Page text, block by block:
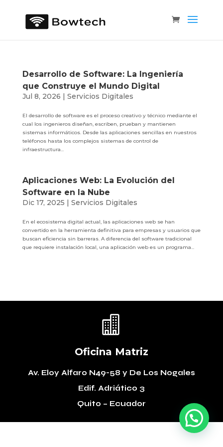
Desarrollo de Software: La Ingeniería
que Construye el Mundo Digital
Jul 8, 2026 | Servicios Digitales
El desarrollo de software es el proceso creativo y técnico mediante el
cual los ingenieros diseñan, escriben, prueban y mantienen
sistemas informáticos. Desde las aplicaciones sencillas en nuestros
teléfonos hasta los complejos sistemas de control de
infraestructura...
Aplicaciones Web: La Evolución del
Software en la Nube
Dic 17, 2025 | Servicios Digitales
En el ecosistema digital actual, las aplicaciones web se han
convertido en la herramienta definitiva para empresas y usuarios que
buscan eficiencia sin barreras. A diferencia del software tradicional
que requiere instalación local, una aplicación web es un programa...

Oficina Matriz
Av. Eloy Alfaro N49-58 y De Los Nogales
Edif. Adriático 3
Quito – Ecuador